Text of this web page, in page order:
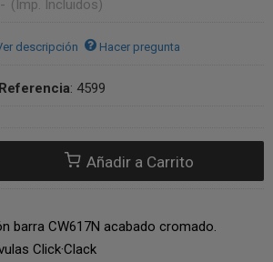
- (Imp. Incluidos)
descripción Hacer pregunta
Referencia: 4599
Añadir a Carrito
barra CW617N acabado cromado.
Click·Clack